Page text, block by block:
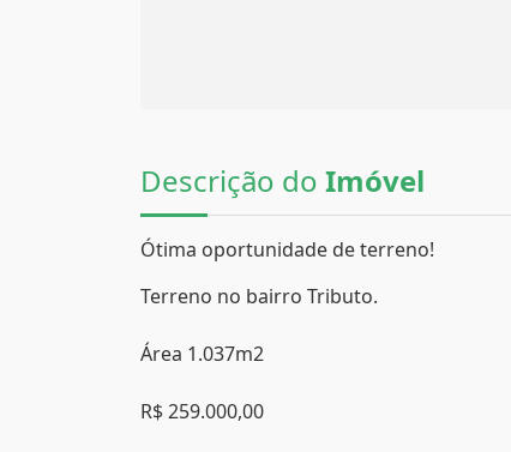
Descrição do Imóvel
Ótima oportunidade de terreno!
Terreno no bairro Tributo.
Área 1.037m2
R$ 259.000,00